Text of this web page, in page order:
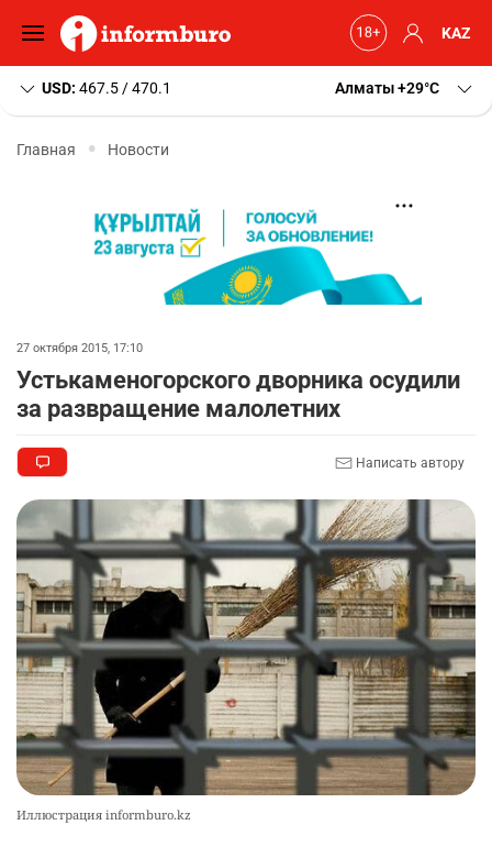
KAZ
USD: 467.5 / 470.1 Алматы+29 C
Главная Новости
27 октября 2015, 17:10
Устькаменогорского дворника осудили
за развращение малолетних
Написать автору
Иллюстрация informburo.kz